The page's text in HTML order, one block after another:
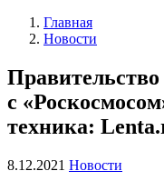
Главная
Новости
Правительство
с
техника:
8.12.2021 Новости